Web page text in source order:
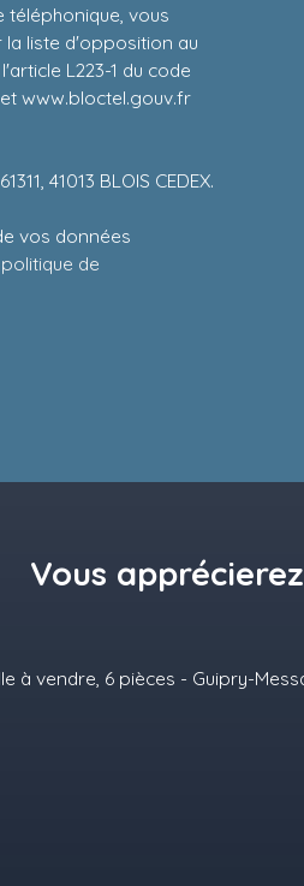
vous
liste d'opposition au
L223-1 du code
www.bloctel.gouv.fr
41013 BLOIS CEDEX.
vos données
politique de
Vous apprécierez